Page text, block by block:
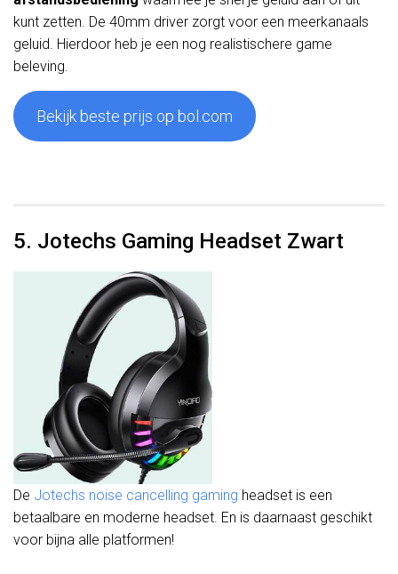
kunt zetten. De 40mm driver zorgt voor een meerkanaals
geluid. Hierdoor heb je een nog realistischere game
beleving.
Bekijk beste prijs op bol.com
5. Jotechs Gaming Headset Zwart
De Jotechs noise cancelling gaming headset is een
betaalbare en moderne headset. En is daarnaast geschikt
voor bijna alle platformen!